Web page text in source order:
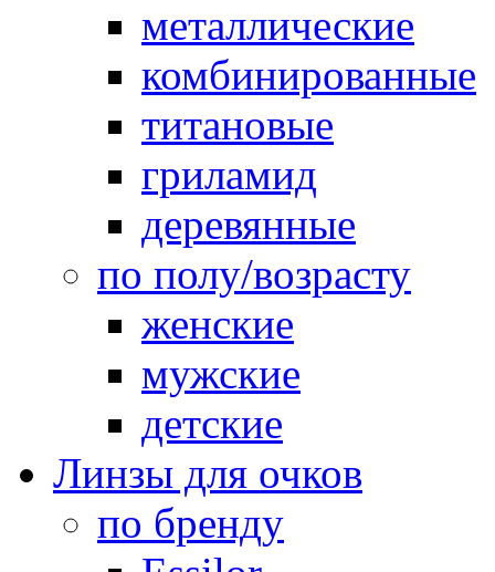
металлические
комбинированные
титановые
гриламид
деревянные
по полу/возрасту
женские
мужские
детские
Линзы для очков
по бренду